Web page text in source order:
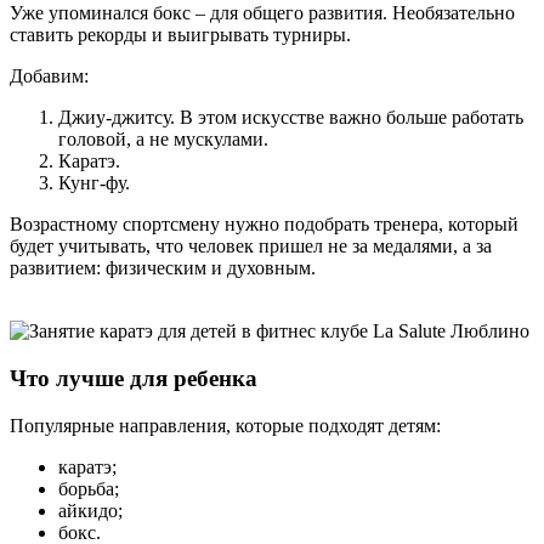
Уже упоминался бокс – для общего развития. Необязательно
ставить рекорды и выигрывать турниры.
Добавим:
Джиу-джитсу. В этом искусстве важно больше работать
головой, а не мускулами.
Каратэ.
Кунг-фу.
Возрастному спортсмену нужно подобрать тренера, который
будет учитывать, что человек пришел не за медалями, а за
развитием: физическим и духовным.
Что лучше для ребенка
Популярные направления, которые подходят детям:
каратэ;
борьба;
айкидо;
бокс.